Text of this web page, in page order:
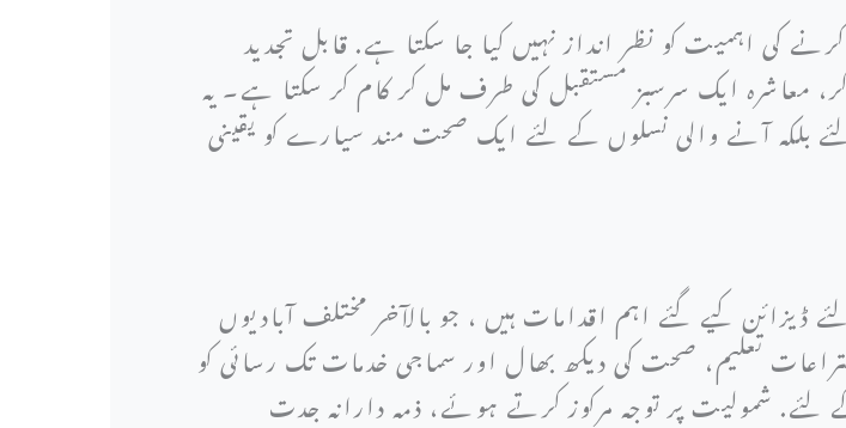
کی اہمیت کو نظر انداز نہیں کیا جا سکتا ہے. قابل تجدید
معاشرہ ایک سرسبز مستقبل کی طرف مل کر کام کر سکتا ہے۔ یہ
بلکہ آنے والی نسلوں کے لئے ایک صحت مند سیارے کو یقینی
ڈیزائن کیے گئے اہم اقدامات ہیں ، جو بالآخر مختلف آبادیوں
تعلیم، صحت کی دیکھ بھال اور سماجی خدمات تک رسائی کو
شمولیت پر توجہ مرکوز کرتے ہوئے، ذمہ دارانہ جدت